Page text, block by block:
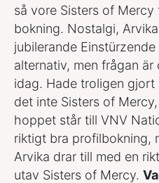
så vore Sisters of
bokning. Nostalgi,
jubilerande
alternativ, men frågan
idag. Hade troligen
det inte Sisters of
hoppet står till VNV
riktigt bra profilbokning,
Arvika drar till med en
utav Sisters of Mercy.